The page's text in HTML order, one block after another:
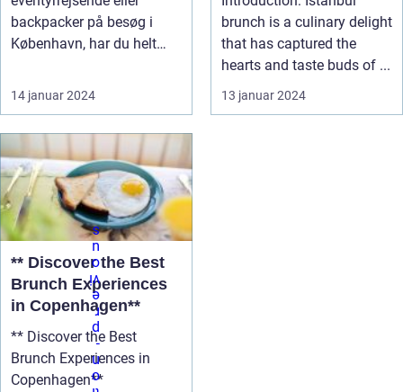
backpacker på besøg i
København, har du helt
14 januar 2024
brunch is a culinary delight
that has captured the
hearts and taste buds of ...
13 januar 2024
** Discover the Best
Brunch Experiences
in Copenhagen**
** Discover the Best
Brunch Experiences in
Copenhagen**